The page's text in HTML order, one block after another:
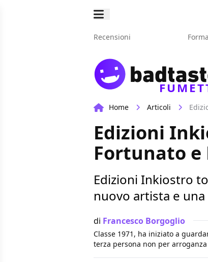
Recensioni
Home Articoli
Edizioni
Fortunato e
Edizioni Inkiostro
nuovo artista e
di Francesco Borgoglio
Classe 1971, ha iniziato a
terza persona non per